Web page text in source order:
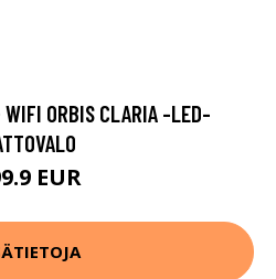
WIFI ORBIS CLARIA -LED-
EUR